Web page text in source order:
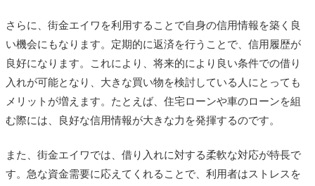
さらに、街金エイワを利用することで自身の信用情報を築く良
い機会にもなります。定期的に返済を行うことで、信用履歴が
良好になります。これにより、将来的により良い条件での借り
入れが可能となり、大きな買い物を検討している人にとっても
メリットが増えます。たとえば、住宅ローンや車のローンを組
む際には、良好な信用情報が大きな力を発揮するのです。
また、街金エイワでは、借り入れに対する柔軟な対応が特長で
す。急な資金需要に応えてくれることで、利用者はストレスを